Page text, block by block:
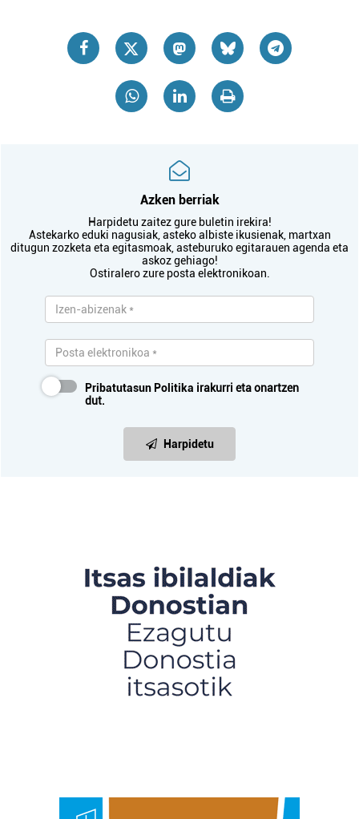
Azken berriak
Harpidetu zaitez gure buletin irekira!
Astekarko eduki nagusiak, asteko albiste ikusienak, martxan
ditugun zozketa eta egitasmoak, asteburuko egitarauen agenda eta
askoz gehiago!
Ostiralero zure posta elektronikoan.
Pribatutasun Politika irakurri eta onartzen
dut.
Harpidetu